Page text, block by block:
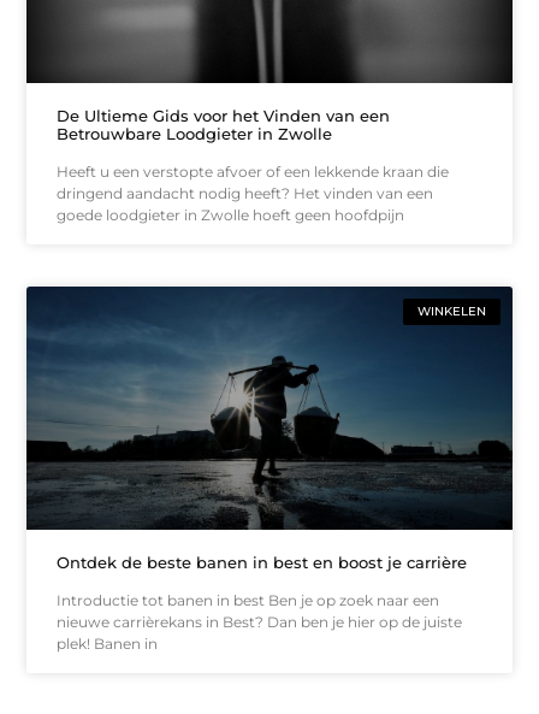
De Ultieme Gids voor het Vinden van een
Betrouwbare Loodgieter in Zwolle
Heeft u een verstopte afvoer of een lekkende kraan die
dringend aandacht nodig heeft? Het vinden van een
goede loodgieter in Zwolle hoeft geen hoofdpijn
WINKELEN
Ontdek de beste banen in best en boost je carrière
Introductie tot banen in best Ben je op zoek naar een
nieuwe carrièrekans in Best? Dan ben je hier op de juiste
plek! Banen in